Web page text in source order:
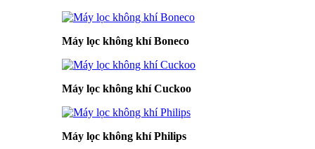
Máy lọc không khí Boneco
Máy lọc không khí Cuckoo
Máy lọc không khí Philips